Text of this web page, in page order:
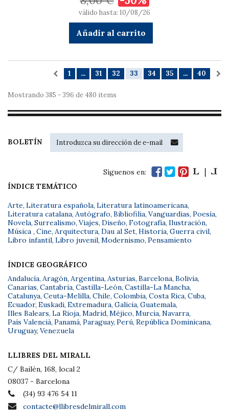
válido hasta: 10/08/26
Añadir al carrito
1 ... 31 32 33 34 35 ... 40
Mostrando 385 - 396 de 480 items
BOLETÍN
Síguenos en:
ÍNDICE TEMÁTICO
Arte, Literatura española, Literatura latinoamericana,
Literatura catalana, Autógrafo, Bibliofilia, Vanguardias, Poesía,
Novela, Surrealismo, Viajes, Diseño, Fotografía, Ilustración,
Música , Cine, Arquitectura, Dau al Set, Historia, Guerra civil,
Libro infantil, Libro juvenil, Modernismo, Pensamiento
ÍNDICE GEOGRÁFICO
Andalucía, Aragón, Argentina, Asturias, Barcelona, Bolivia,
Canarias, Cantabria, Castilla-León, Castilla-La Mancha,
Catalunya, Ceuta-Melilla, Chile, Colombia, Costa Rica, Cuba,
Ecuador, Euskadi, Extremadura, Galicia, Guatemala,
Illes Balears, La Rioja, Madrid, Méjico, Murcia, Navarra,
País Valencià, Panamá, Paraguay, Perú, República Dominicana,
Uruguay, Venezuela
LLIBRES DEL MIRALL
C/ Bailèn, 168, local 2
08037 - Barcelona
(34) 93 476 54 11
contacte@llibresdelmirall.com